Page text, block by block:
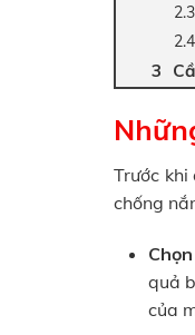
Trước
chống
quả
của